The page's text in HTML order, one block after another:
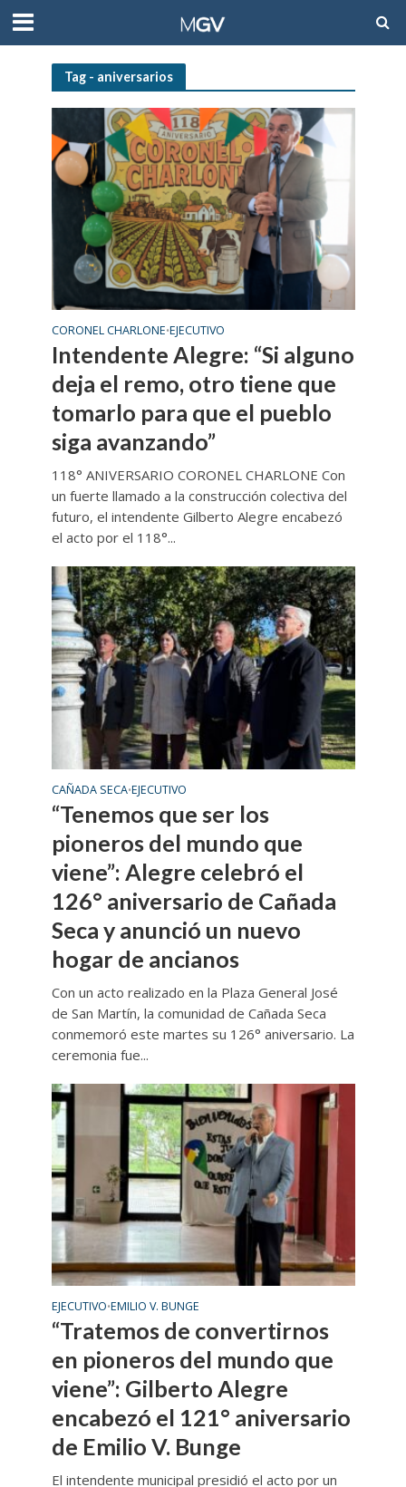
Tag - aniversarios
CORONEL CHARLONE•EJECUTIVO
Intendente Alegre: “Si alguno
deja el remo, otro tiene que
tomarlo para que el pueblo
siga avanzando”
118° ANIVERSARIO CORONEL CHARLONE Con
un fuerte llamado a la construcción colectiva del
futuro, el intendente Gilberto Alegre encabezó
el acto por el 118°...
CAÑADA SECA•EJECUTIVO
“Tenemos que ser los
pioneros del mundo que
viene”: Alegre celebró el
126° aniversario de Cañada
Seca y anunció un nuevo
hogar de ancianos
Con un acto realizado en la Plaza General José
de San Martín, la comunidad de Cañada Seca
conmemoró este martes su 126° aniversario. La
ceremonia fue...
EJECUTIVO•EMILIO V. BUNGE
“Tratemos de convertirnos
en pioneros del mundo que
viene”: Gilberto Alegre
encabezó el 121° aniversario
de Emilio V. Bunge
El intendente municipal presidió el acto por un